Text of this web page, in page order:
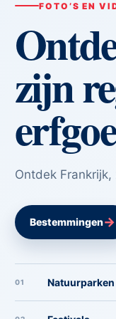
FOTO’S EN
zijn
Ontdek Frankrijk,
Bestemmingen→
01 Natuurparken